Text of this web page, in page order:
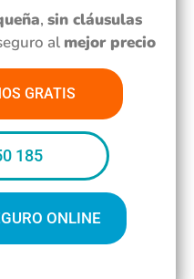
, sin cláusulas
al mejor precio
GRATIS
185
ONLINE